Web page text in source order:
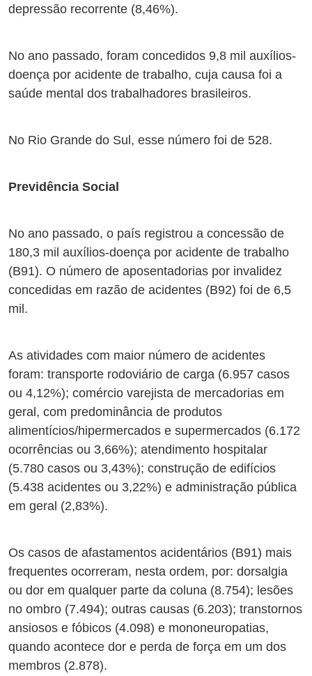
depressão recorrente (8,46%).
No ano passado, foram concedidos 9,8 mil auxílios-
doença por acidente de trabalho, cuja causa foi a
saúde mental dos trabalhadores brasileiros.
No Rio Grande do Sul, esse número foi de 528.
Previdência Social
No ano passado, o país registrou a concessão de
180,3 mil auxílios-doença por acidente de trabalho
(B91). O número de aposentadorias por invalidez
concedidas em razão de acidentes (B92) foi de 6,5
mil.
As atividades com maior número de acidentes
foram: transporte rodoviário de carga (6.957 casos
ou 4,12%); comércio varejista de mercadorias em
geral, com predominância de produtos
alimentícios/hipermercados e supermercados (6.172
ocorrências ou 3,66%); atendimento hospitalar
(5.780 casos ou 3,43%); construção de edifícios
(5.438 acidentes ou 3,22%) e administração pública
em geral (2,83%).
Os casos de afastamentos acidentários (B91) mais
frequentes ocorreram, nesta ordem, por: dorsalgia
ou dor em qualquer parte da coluna (8.754); lesões
no ombro (7.494); outras causas (6.203); transtornos
ansiosos e fóbicos (4.098) e mononeuropatias,
quando acontece dor e perda de força em um dos
membros (2.878).